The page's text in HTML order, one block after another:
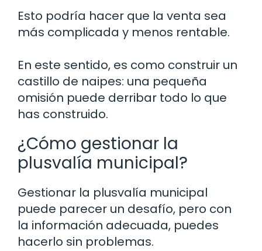
Esto podría hacer que la venta sea
más complicada y menos rentable.
En este sentido, es como construir un
castillo de naipes: una pequeña
omisión puede derribar todo lo que
has construido.
¿Cómo gestionar la
plusvalía municipal?
Gestionar la plusvalía municipal
puede parecer un desafío, pero con
la información adecuada, puedes
hacerlo sin problemas.